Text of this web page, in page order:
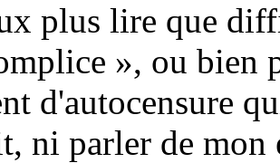
plus lire que
», ou bien
d'autocensure
ni parler de mon